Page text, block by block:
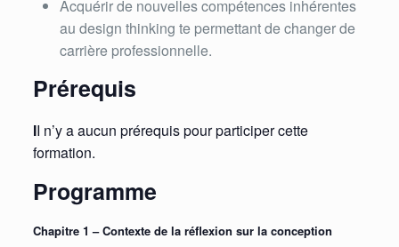
Acquérir de nouvelles compétences inhérentes
au design thinking te permettant de changer de
carrière professionnelle.
Prérequis
II n’y a aucun prérequis pour participer cette
formation.
Programme
Chapitre 1 – Contexte de la réflexion sur la conception